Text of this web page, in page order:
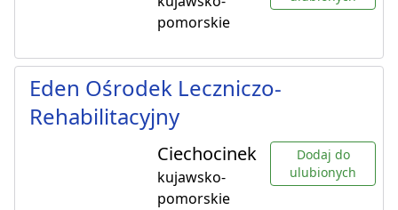
pomorskie
Eden Ośrodek Leczniczo-
Rehabilitacyjny
Ciechocinek
kujawsko-
pomorskie
Dodaj do
ulubionych